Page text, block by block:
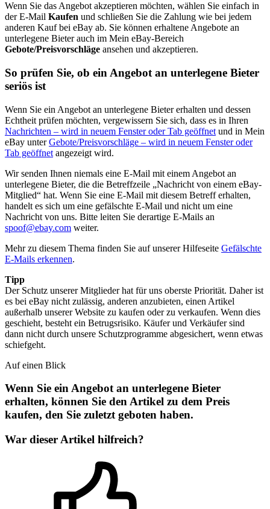
Wenn Sie das Angebot akzeptieren möchten, wählen Sie einfach in
der E-Mail Kaufen und schließen Sie die Zahlung wie bei jedem
anderen Kauf bei eBay ab. Sie können erhaltene Angebote an
unterlegene Bieter auch im Mein eBay-Bereich
Gebote/Preisvorschläge ansehen und akzeptieren.
So prüfen Sie, ob ein Angebot an unterlegene Bieter
seriös ist
Wenn Sie ein Angebot an unterlegene Bieter erhalten und dessen
Echtheit prüfen möchten, vergewissern Sie sich, dass es in Ihren
Nachrichten – wird in neuem Fenster oder Tab geöffnet und in Mein
eBay unterGebote/Preisvorschläge – wird in neuem Fenster oder
Tab geöffnet angezeigt wird.
Wir senden Ihnen niemals eine E-Mail mit einem Angebot an
unterlegene Bieter, die die Betreffzeile „Nachricht von einem eBay-
Mitglied“ hat. Wenn Sie eine E-Mail mit diesem Betreff erhalten,
handelt es sich um eine gefälschte E-Mail und nicht um eine
Nachricht von uns. Bitte leiten Sie derartige E-Mails an
spoof@ebay.com weiter.
Mehr zu diesem Thema finden Sie auf unserer Hilfeseite Gefälschte
E-Mails erkennen.
Tipp
Der Schutz unserer Mitglieder hat für uns oberste Priorität. Daher ist
es bei eBay nicht zulässig, anderen anzubieten, einen Artikel
außerhalb unserer Website zu kaufen oder zu verkaufen. Wenn dies
geschieht, besteht ein Betrugsrisiko. Käufer und Verkäufer sind
dann nicht durch unsere Schutzprogramme abgesichert, wenn etwas
schiefgeht.
Auf einen Blick
Wenn Sie ein Angebot an unterlegene Bieter
erhalten, können Sie den Artikel zu dem Preis
kaufen, den Sie zuletzt geboten haben.
War dieser Artikel hilfreich?